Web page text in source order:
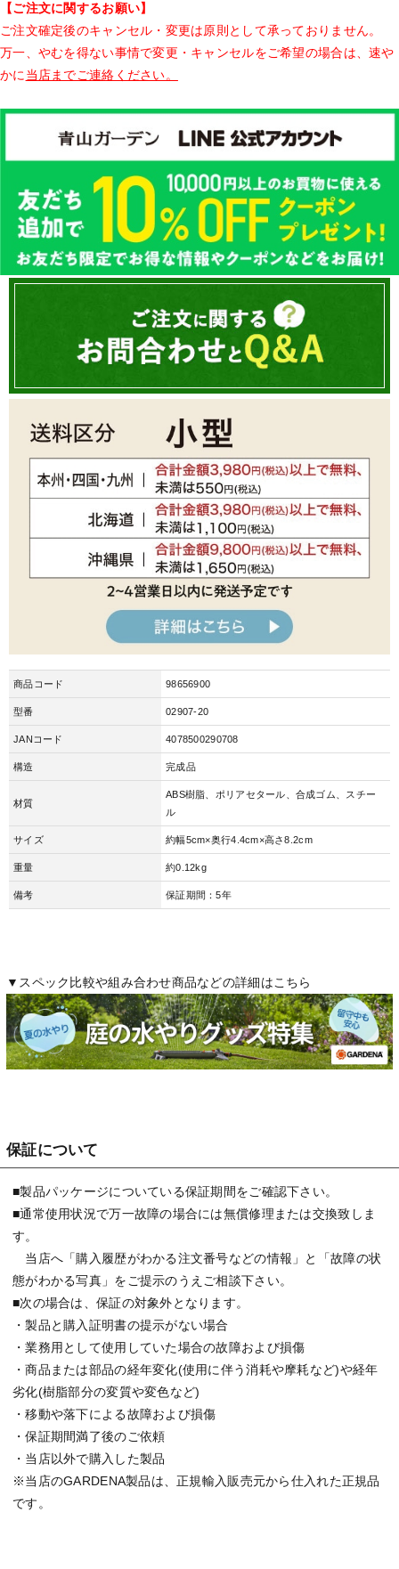
【ご注文に関するお願い】
ご注文確定後のキャンセル・変更は原則として承っておりません。
万一、やむを得ない事情で変更・キャンセルをご希望の場合は、速や
かに当店までご連絡ください。
商品コード 98656900
型番 02907-20
JANコード 4078500290708
構造 完成品
材質
ABS樹脂、ポリアセタール、合成ゴム、スチー
ル
サイズ 約幅5cm×奥行4.4cm×高さ8.2cm
重量 約0.12kg
備考 保証期間：5年
▼スペック比較や組み合わせ商品などの詳細はこちら
保証について
■製品パッケージについている保証期間をご確認下さい。
■通常使用状況で万一故障の場合には無償修理または交換致しま
す。
当店へ「購入履歴がわかる注文番号などの情報」と「故障の状
態がわかる写真」をご提示のうえご相談下さい。
■次の場合は、保証の対象外となります。
・製品と購入証明書の提示がない場合
・業務用として使用していた場合の故障および損傷
・商品または部品の経年変化(使用に伴う消耗や摩耗など)や経年
劣化(樹脂部分の変質や変色など)
・移動や落下による故障および損傷
・保証期間満了後のご依頼
・当店以外で購入した製品
※当店のGARDENA製品は、正規輸入販売元から仕入れた正規品
です。